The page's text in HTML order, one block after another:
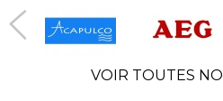
VOIR TOUTES